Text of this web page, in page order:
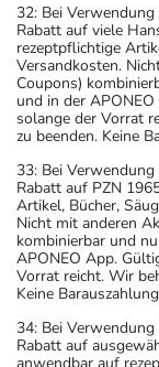
32: Bei
Rabatt auf viele
rezeptpflichtige
Versandkosten.
Coupons)
und in der
solange der Vorrat
zu beenden. Keine
33: Bei
Rabatt auf PZN
Artikel, Bücher,
Nicht mit anderen
kombinierbar und
APONEO App.
Vorrat reicht. Wir
Keine
34: Bei
Rabatt auf